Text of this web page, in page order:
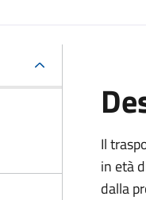
Il
in età
dalla